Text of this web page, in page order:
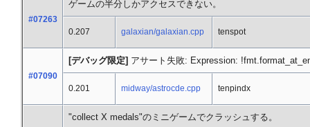
#07263
ゲームの半分しかアクセスできない。
0.207 galaxian/galaxian.cpp tenspot
#07090
[デバッグ限定] アサート失敗: Expression:
0.201 midway/astrocde.cpp tenpindx
"collect X medals"のミニゲームでクラッシュする。